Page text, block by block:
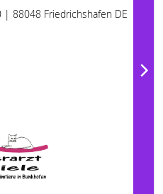
| 88048 Friedrichshafen DE